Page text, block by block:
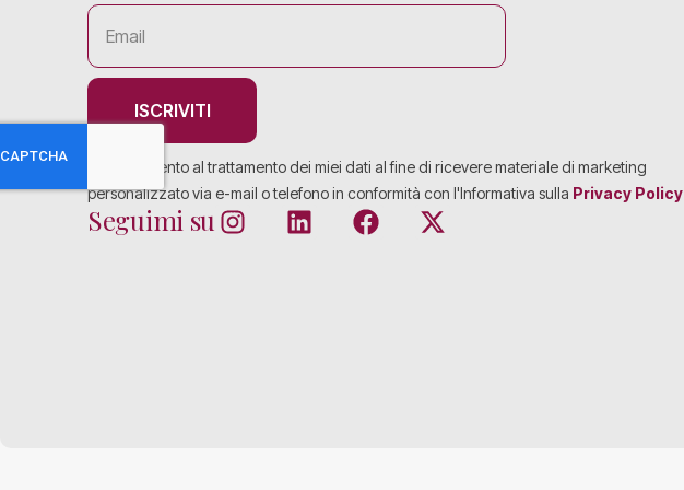
Acconsento al trattamento dei miei dati al fine di ricevere materiale di marketing
personalizzato via e-mail o telefono in conformità con l'Informativa sulla Privacy Policy
ISCRIVITI
Seguimi su